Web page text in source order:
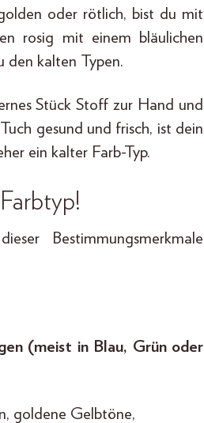
oder rötlich, bist du mit
rosig mit einem bläulichen
den kalten Typen.
Stück Stoff zur Hand und
gesund und frisch, ist dein
ein kalter Farb-Typ.
Bestimmungsmerkmale
(meist in Blau, Grün oder
goldene Gelbtöne,